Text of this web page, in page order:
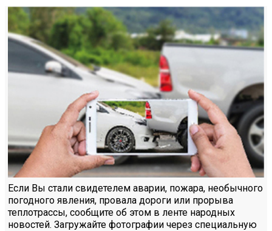
Если Вы стали свидетелем аварии, пожара, необычного
погодного явления, провала дороги или прорыва
теплотрассы, сообщите об этом в ленте народных
новостей. Загружайте фотографии через специальную